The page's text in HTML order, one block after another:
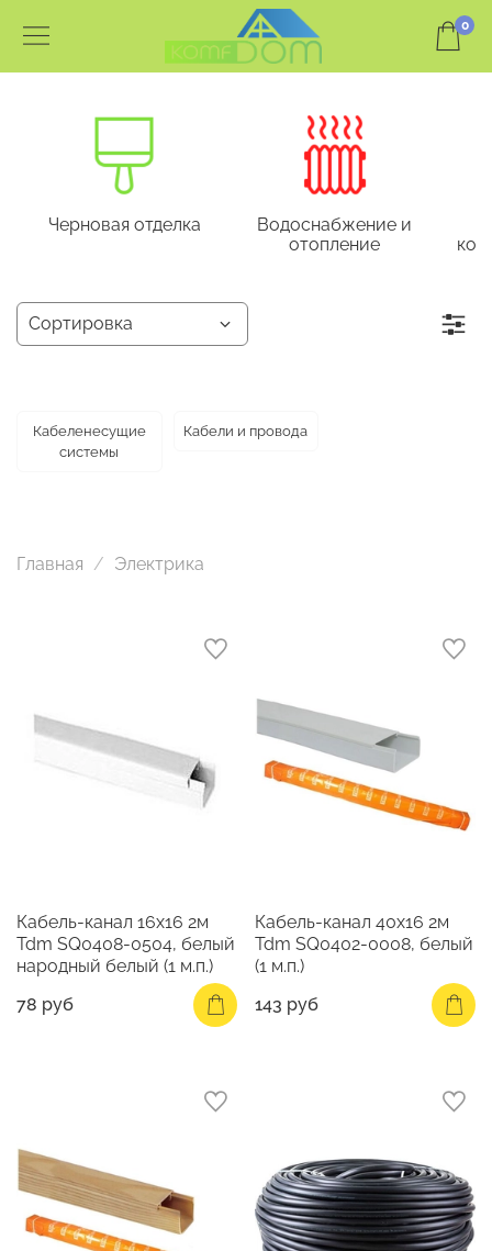
0
Черновая отделка
Водоснабжение и
отопление
Кабеленесущие
системы
Кабели и провода
Главная Электрика
Кабель-канал 16х16 2м
Tdm SQ0408-0504, белый
народный белый (1 м.п.)
78 руб
Кабель-канал 40х16 2м
Tdm SQ0402-0008, белый
(1 м.п.)
143 руб